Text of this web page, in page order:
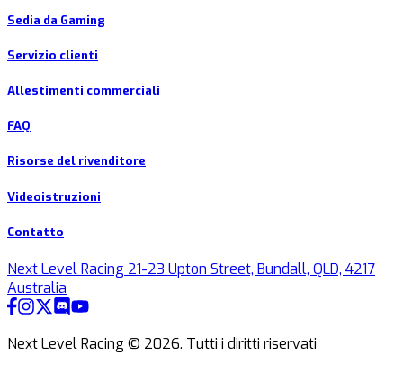
Sedia da Gaming
Servizio clienti
Allestimenti commerciali
FAQ
Risorse del rivenditore
Videoistruzioni
Contatto
Next Level Racing 21-23 Upton Street, Bundall, QLD, 4217
Australia
Next Level Racing © 2026. Tutti i diritti riservati